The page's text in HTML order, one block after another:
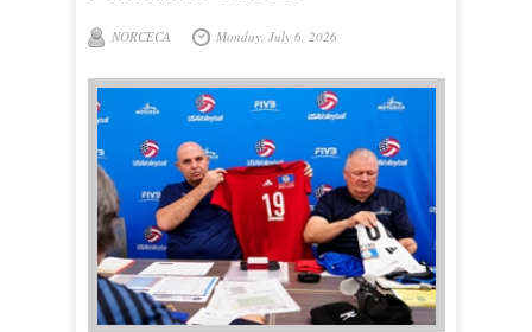
NORCECA Monday, July 6, 2026